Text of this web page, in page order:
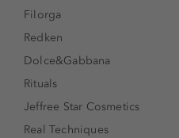
Filorga
Redken
Dolce&Gabbana
Rituals
Jeffree Star Cosmetics
Real Techniques